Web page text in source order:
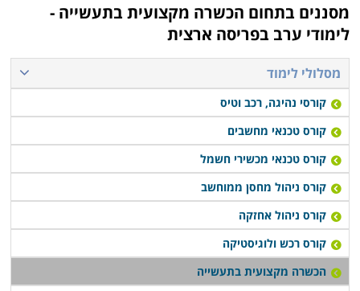
מסננים בתחום הכשרה מקצועית בתעשייה -
לימודי ערב בפריסה ארצית
מסלולי לימוד
קורסי נהיגה, רכב וטיס
קורס טכנאי מחשבים
קורס טכנאי מכשירי חשמל
קורס ניהול מחסן ממוחשב
קורס ניהול אחזקה
קורס רכש ולוגיסטיקה
הכשרה מקצועית בתעשייה